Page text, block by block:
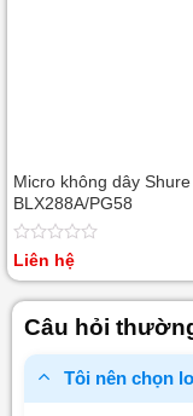
Micro không dây Shure
BLX288A/PG58
Được
0
Liên hệ
Câu hỏi
Tôi nên chọn